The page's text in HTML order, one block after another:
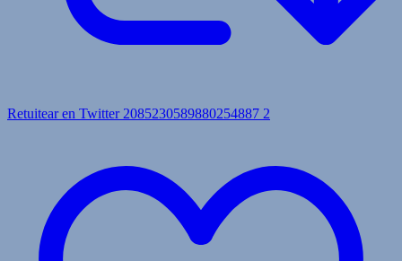
Retuitear en Twitter 2085230589880254887 2